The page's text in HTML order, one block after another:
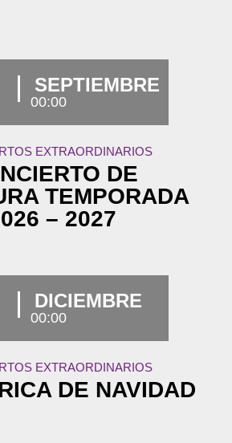
SEPTIEMBRE
00:00
EXTRAORDINARIOS
DE
TEMPORADA
– 2027
DICIEMBRE
00:00
EXTRAORDINARIOS
DE NAVIDAD